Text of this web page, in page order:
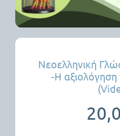
Νεοελληνική
-Η